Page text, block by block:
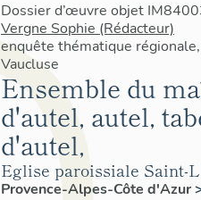
Dossier d’œuvre objet
Vergne Sophie (Rédacteur)
enquête thématique
Vaucluse
Ensemble du
d'autel, autel,
d'autel,
Eglise paroissiale Saint-
Provence-Alpes-Côte d'Azur